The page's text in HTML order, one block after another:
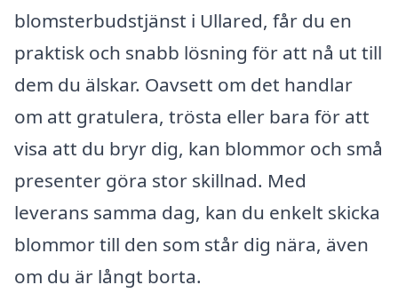
blomsterbudstjänst i Ullared, får du en
praktisk och snabb lösning för att nå ut till
dem du älskar. Oavsett om det handlar
om att gratulera, trösta eller bara för att
visa att du bryr dig, kan blommor och små
presenter göra stor skillnad. Med
leverans samma dag, kan du enkelt skicka
blommor till den som står dig nära, även
om du är långt borta.